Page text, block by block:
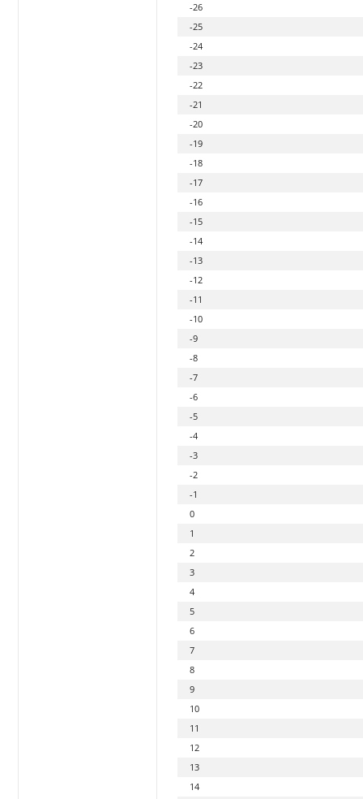
-26
-25
-24
-23
-22
-21
-20
-19
-18
-17
-16
-15
-14
-13
-12
-11
-10
-9
-8
-7
-6
-5
-4
-3
-2
-1
0
1
2
3
4
5
6
7
8
9
10
11
12
13
14